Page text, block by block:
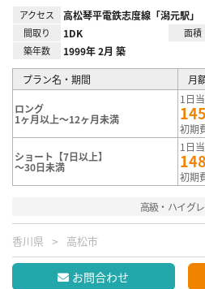
アクセス 高松琴平電鉄志度線「潟元駅」
間取り 1DK 面積
築年数 1999年 2月 築
プラン名・期間 月
ロング
1ヶ月以上～12ヶ月未満
1日
初期
ショート【7日以上】
～30日未満
1日
初期
高級・ハイグ
香川県 高松市
お問合わせ